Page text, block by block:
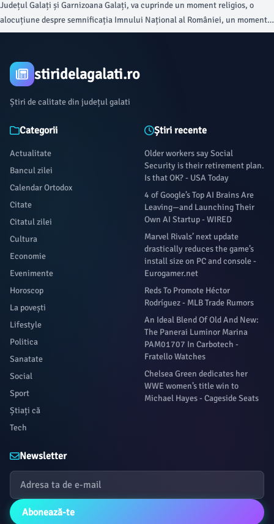
Județul Galați și Garnizoana Galați, va cuprinde un moment religios, o
alocuțiune despre semnificația Imnului Național al României, un moment
artistic, intonarea imnului și defilarea Detașamentului de Onoare.
stiridelagalati.ro
Știri de calitate din județul galati
Categorii
Actualitate
Bancul zilei
Calendar Ortodox
Citate
Citatul zilei
Cultura
Economie
Evenimente
Horoscop
La povești
Lifestyle
Politica
Sanatate
Social
Sport
Știați că
Tech
Știri recente
Older workers say Social
Security is their retirement plan.
Is that OK? - USA Today
4 of Google’s Top AI Brains Are
Leaving—and Launching Their
Own AI Startup - WIRED
Marvel Rivals’ next update
drastically reduces the game’s
install size on PC and console -
Eurogamer.net
Reds To Promote Héctor
Rodríguez - MLB Trade Rumors
An Ideal Blend Of Old And New:
The Panerai Luminor Marina
PAM01707 In Carbotech -
Fratello Watches
Chelsea Green dedicates her
WWE women’s title win to
Michael Hayes - Cageside Seats
Newsletter
Abonează-te